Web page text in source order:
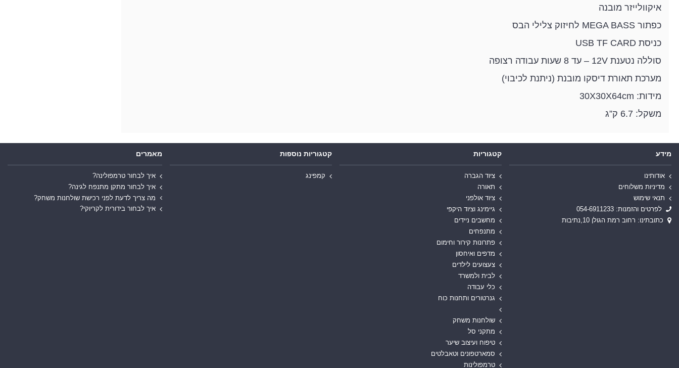
איקוולייזר מובנה
כפתור MEGA BASS לחיזוק צלילי הבס
כניסת USB TF CARD
סוללה נטענת 12V – עד 8 שעות עבודה רצופה
מערכת תאורת דיסקו מובנת (ניתנת לכיבוי)
מידות: 30X30X64cm
משקל: 6.7 ק”ג
מידע
אודותינו
מדיניות משלוחים
תנאי שימוש
לפרטים והזמנות: 054-6911233
כתובתינו: רחוב רמת הגולן 10,נתיבות
קטגוריות
ציוד הגברה
תאורה
ציוד אולפני
גיימינג וציוד היקפי
מחשבים ניידים
מתנפחים
פתרונות קירור וחימום
מדפים ואיחסון
צעצועים לילדים
לבית ולמשרד
כלי עבודה
גנרטורים ותחנות כוח
שולחנות משחק
מתקני סל
טיפוח ועיצוב שיער
סמארטפונים וטאבלטים
טרמפולינות
קטגוריות נוספות
קמפינג
מאמרים
איך לבחור טרמפולינה?
איך לבחור מתקן מתנפח לגינה?
מה צריך לדעת לפני רכישת שולחנות משחק?
איך לבחור בידורית לקריוקי?